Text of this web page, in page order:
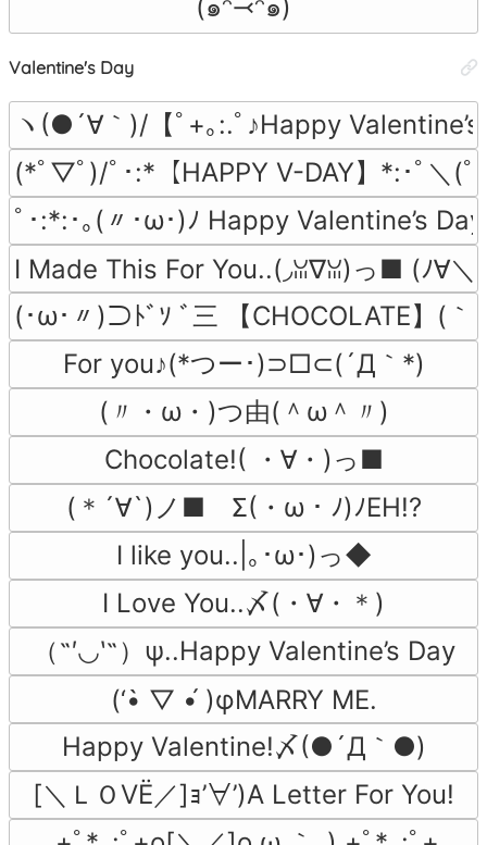
(๑ᵔ⤙ᵔ๑)
Valentine's Day
ヽ(●´∀｀)/【ﾟ+｡:.ﾟ♪Happy
(*ﾟ▽ﾟ)/ﾟ･:*【HAPPY V-DAY】*:･ﾟ＼(
ﾟ･:*:･｡(〃･ω･)ﾉ Happy Valentine’s
I Made This For You..(◞ꈍ∇ꈍ)っ■ (ﾉ∀＼
(･ω･〃)⊃ﾄﾞｿ ﾞ三 【CHOCOLATE】(｀
For you♪(*つー･)⊃□⊂(´Д｀*)
(〃・ω・)つ由(＾ω＾〃)
Chocolate!( ・∀・)っ■
(＊´∀`)ノ■　Σ(・ω・ﾉ)ﾉEH!?
I like you..|｡･ω･)っ◆
I Love You..〆(・∀・＊)
（˶′◡‵˶）ψ..Happy Valentine’s Day
(‘•̀ ▽ •́ )φMARRY ME.
Happy Valentine!〆(●´Д｀●)
[＼ＬＯVЁ／]ｮ’∀’)A Letter For You!